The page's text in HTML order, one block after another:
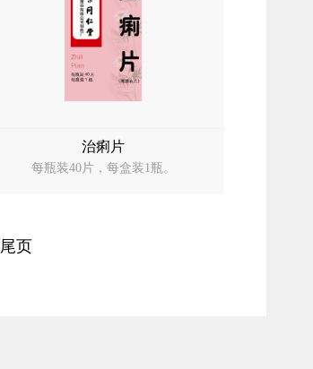
治痢片
每瓶装40片，每盒装1瓶。
尾页